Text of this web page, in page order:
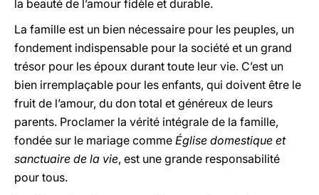
la beauté de l’amour fidèle et durable.
La famille est un bien nécessaire pour les peuples, un
fondement indispensable pour la société et un grand
trésor pour les époux durant toute leur vie. C’est un
bien irremplaçable pour les enfants, qui doivent être le
fruit de l’amour, du don total et généreux de leurs
parents. Proclamer la vérité intégrale de la famille,
fondée sur le mariage comme Église domestique et
sanctuaire de la vie, est une grande responsabilité
pour tous.